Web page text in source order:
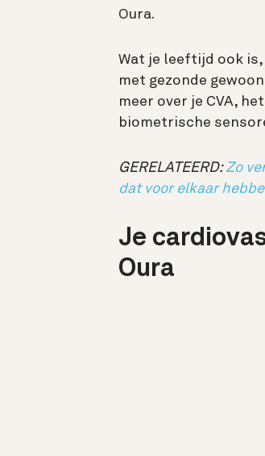
Oura.
Wat je leeftijd ook
met gezonde
meer over je CVA,
biometrische
GERELATEERD:Zo
dat voor elkaar
Je
Oura